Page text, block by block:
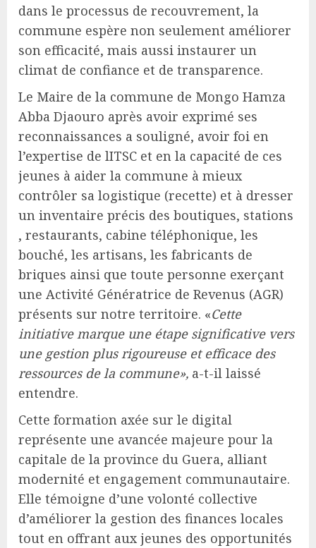
dans le processus de recouvrement, la
commune espère non seulement améliorer
son efficacité, mais aussi instaurer un
climat de confiance et de transparence.
Le Maire de la commune de Mongo Hamza
Abba Djaouro après avoir exprimé ses
reconnaissances a souligné, avoir foi en
l’expertise de lITSC et en la capacité de ces
jeunes à aider la commune à mieux
contrôler sa logistique (recette) et à dresser
un inventaire précis des boutiques, stations
, restaurants, cabine téléphonique, les
bouché, les artisans, les fabricants de
briques ainsi que toute personne exerçant
une Activité Génératrice de Revenus (AGR)
présents sur notre territoire. «Cette
initiative marque une étape significative vers
une gestion plus rigoureuse et efficace des
ressources de la commune», a-t-il laissé
entendre.
Cette formation axée sur le digital
représente une avancée majeure pour la
capitale de la province du Guera, alliant
modernité et engagement communautaire.
Elle témoigne d’une volonté collective
d’améliorer la gestion des finances locales
tout en offrant aux jeunes des opportunités